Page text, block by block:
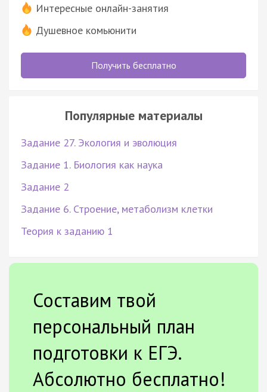
Интересные онлайн-занятия
Душевное комьюнити
Получить бесплатно
Популярные материалы
Задание 27. Экология и эволюция
Задание 1. Биология как наука
Задание 2
Задание 6. Строение, метаболизм клетки
Теория к заданию 1
Составим твой
персональный план
подготовки к ЕГЭ.
Абсолютно бесплатно!